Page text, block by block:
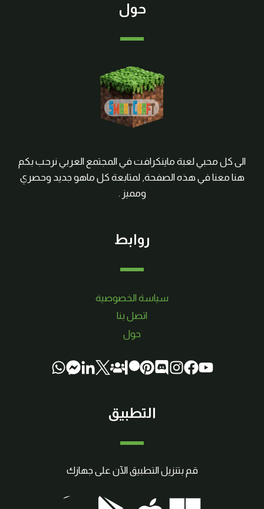
حول
الى كل محبي لعبة ماينكرافت في المجتمع العربي نرحب بكم
هنا معنا في هذه الصفحة, لمتابعة كل ماهو جديد وحصري
ومميز .
روابط
سياسة الخصوصية
اتصل بنا
حول
التطبيق
قم بتنزيل التطبيق الآن على جهازك